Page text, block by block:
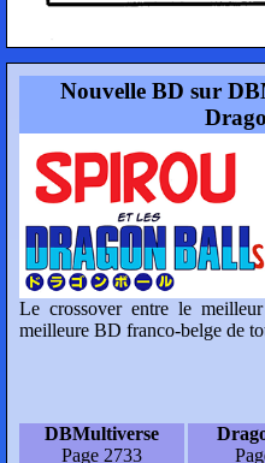
Nouvelle BD sur
Le crossover entre le
meilleure BD franco-belge de
DBMultiverse
Page 2733